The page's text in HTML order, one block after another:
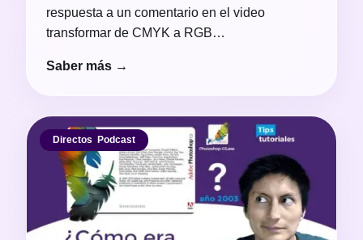
respuesta a un comentario en el video
transformar de CMYK a RGB…
Saber más →
Directos, Podcast